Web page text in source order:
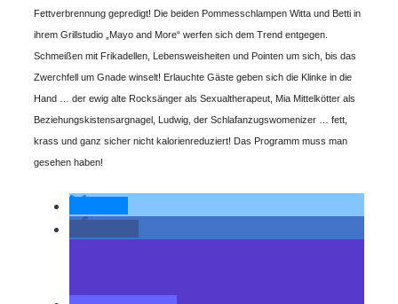
Fettverbrennung gepredigt! Die beiden Pommesschlampen Witta und Betti in
ihrem Grillstudio „Mayo and More“ werfen sich dem Trend entgegen.
Schmeißen mit Frikadellen, Lebensweisheiten und Pointen um sich, bis das
Zwerchfell um Gnade winselt! Erlauchte Gäste geben sich die Klinke in die
Hand … der ewig alte Rocksänger als Sexualtherapeut, Mia Mittelkötter als
Beziehungskistensargnagel, Ludwig, der Schlafanzugswomenizer … fett,
krass und ganz sicher nicht kalorienreduziert! Das Programm muss man
gesehen haben!